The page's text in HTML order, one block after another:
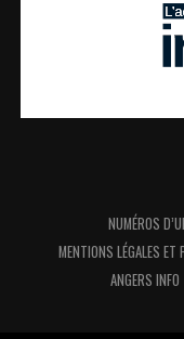
NUMÉROS
MENTIONS LÉGALES ET
ANGERS INFO